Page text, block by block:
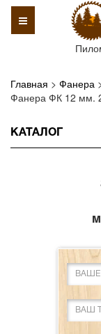
Toggle
navigation
Главная > Фанера
Фанера ФК 12 мм.
КАТАЛОГ